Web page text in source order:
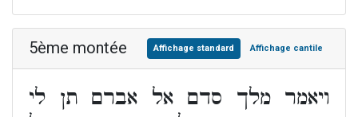
5ème montée Affichage standard Affichage cantile
ויאמר מלך סדם אל אברם תן לי